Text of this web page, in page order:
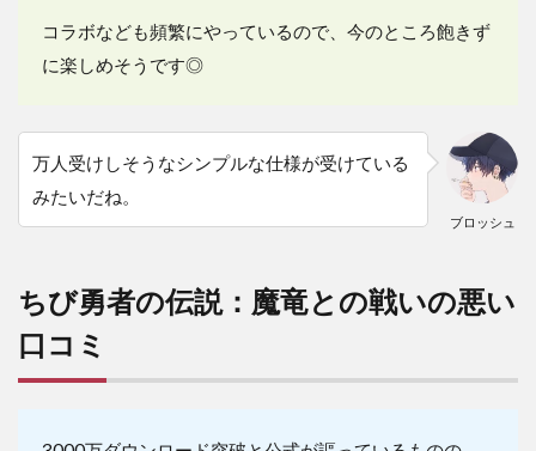
コラボなども頻繁にやっているので、今のところ飽きず
に楽しめそうです◎
ブロッシュ
万人受けしそうなシンプルな仕様が受けている
みたいだね。
ちび勇者の伝説：魔竜との戦いの悪い
口コミ